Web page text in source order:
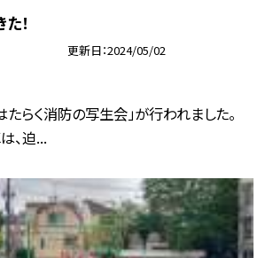
！
更新日 2024/05/02
たらく消防の写生会」が行われました。
、迫...